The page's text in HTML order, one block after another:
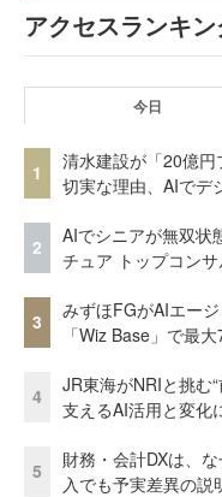
アクセスランキ
今日
1
清水建設が「20億
切実な理由、AIでデ
2
AIでシニアが無双状
チュア トップコンサ
3
みずほFGがAIエー
「Wiz Base」で最
4
JR東海がNRIと挑む
支えるAI活用と変化
5
財務・会計DXは、
入でも予実差異の